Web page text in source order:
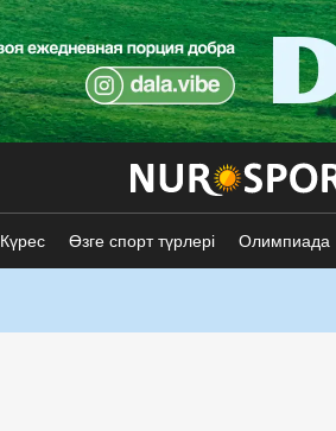
Күрес Өзге спорт түрлері Олимпиада